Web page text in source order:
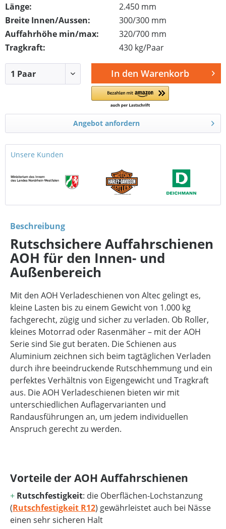
Länge:
2.450 mm
Breite Innen/Aussen:
300/300 mm
Auffahrhöhe min/max:
320/700 mm
Tragkraft:
430 kg/Paar
In den Warenkorb
Angebot anfordern
Unsere Kunden
Beschreibung
Rutschsichere Auffahrschienen
AOH für den Innen- und
Außenbereich
Mit den AOH Verladeschienen von Altec gelingt es,
kleine Lasten bis zu einem Gewicht von 1.000 kg
fachgerecht, zügig und sicher zu verladen. Ob Roller,
kleines Motorrad oder Rasenmäher – mit der AOH
Serie sind Sie gut beraten. Die Schienen aus
Aluminium zeichnen sich beim tagtäglichen Verladen
durch ihre beeindruckende Rutschhemmung und ein
perfektes Verhältnis von Eigengewicht und Tragkraft
aus. Die AOH Verladeschienen bieten wir mit
unterschiedlichen Auflagervarianten und
Randausführungen an, um jedem individuellen
Anspruch gerecht zu werden.
Vorteile der AOH Auffahrschienen
+ Rutschfestigkeit: die Oberflächen-Lochstanzung
(Rutschfestigkeit R12) gewährleistet auch bei Nässe
einen sehr sicheren Halt